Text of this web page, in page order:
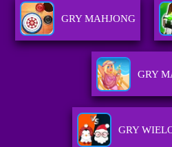
GRY MAHJONG
GRY
GRY